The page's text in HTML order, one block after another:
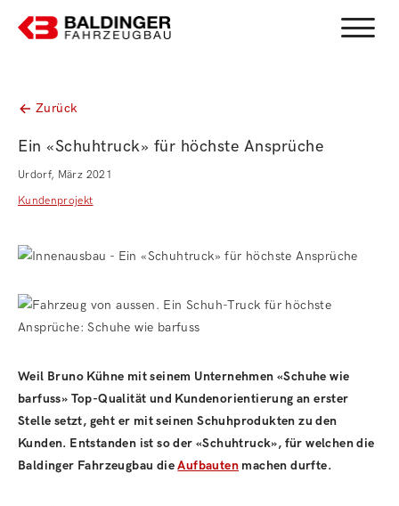
Toggle
Zurück
Ein «Schuhtruck» für höchste Ansprüche
Urdorf, März 2021
Kundenprojekt
Weil Bruno Kühne mit seinem Unternehmen «Schuhe wie
barfuss» Top-Qualität und Kundenorientierung an erster
Stelle setzt, geht er mit seinen Schuhprodukten zu den
Kunden. Entstanden ist so der «Schuhtruck», für welchen die
Baldinger Fahrzeugbau dieAufbauten machen durfte.